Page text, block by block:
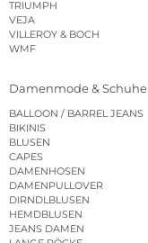
TRIUMPH
VEJA
VILLEROY & BOCH
WMF
Damenmode & Schuhe
BALLOON / BARREL JEANS
BIKINIS
BLUSEN
CAPES
DAMENHOSEN
DAMENPULLOVER
DIRNDLBLUSEN
HEMDBLUSEN
JEANS DAMEN